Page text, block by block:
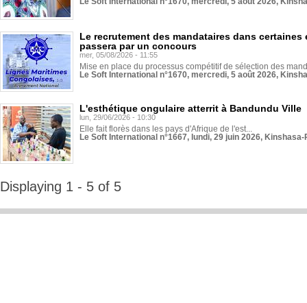
Le recrutement des mandataires dans
passera par un concours
mer, 05/08/2026 - 11:55
Mise en place du processus compétitif de sélection des
Le Soft International n°1670, mercredi, 5 août 2026,
L'esthétique ongulaire atterrit à Bandundu Ville
lun, 29/06/2026 - 10:30
Elle fait florès dans les pays d'Afrique de l'est...
Le Soft International n°1667, lundi, 29 juin 2026,
Displaying 1 - 5 of 5